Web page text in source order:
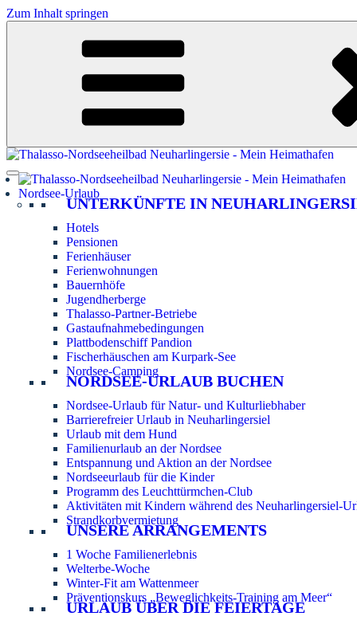
Zum Inhalt springen
Nordsee-Urlaub
UNTERKÜNFTE IN
Hotels
Pensionen
Ferienhäuser
Ferienwohnungen
Bauernhöfe
Jugendherberge
Thalasso-Partner-Betriebe
Gastaufnahmebedingungen
Plattbodenschiff Pandion
Fischerhäuschen am Kurpark-See
Nordsee-Camping
NORDSEE-URLAUB BUCHEN
Nordsee-Urlaub für Natur- und Kulturliebhaber
Barrierefreier Urlaub in Neuharlingersiel
Urlaub mit dem Hund
Familienurlaub an der Nordsee
Entspannung und Aktion an der Nordsee
Nordseeurlaub für die Kinder
Programm des Leuchttürmchen-Club
Aktivitäten mit Kindern während des Neuharlingersiel-
Strandkorbvermietung
UNSERE ARRANGEMENTS
1 Woche Familienerlebnis
Welterbe-Woche
Winter-Fit am Wattenmeer
Präventionskurs „Beweglichkeits-Training am Meer“
URLAUB ÜBER DIE FEIERTAGE